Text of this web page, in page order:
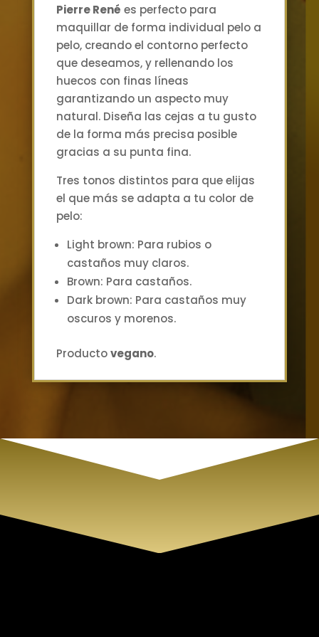
Pierre René es perfecto para
maquillar de forma individual pelo a
pelo, creando el contorno perfecto
que deseamos, y rellenando los
huecos con finas líneas
garantizando un aspecto muy
natural. Diseña las cejas a tu gusto
de la forma más precisa posible
gracias a su punta fina.
Tres tonos distintos para que elijas
el que más se adapta a tu color de
pelo:
Light brown: Para rubios o
castaños muy claros.
Brown: Para castaños.
Dark brown: Para castaños muy
oscuros y morenos.
Productovegano.